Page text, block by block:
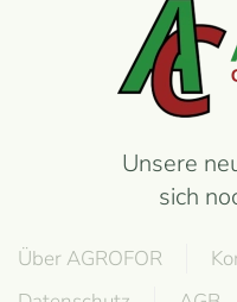
Unsere
sich
Über AGROFOR